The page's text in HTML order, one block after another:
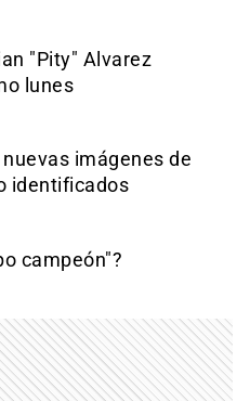
"Pity" Alvarez
lunes
imágenes de
identificados
campeón"?